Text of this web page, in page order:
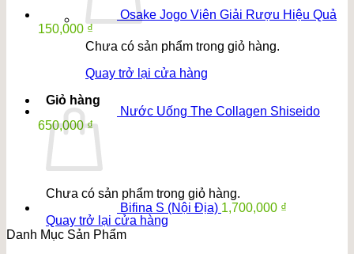
Chưa có sản phẩm trong giỏ hàng.
Quay trở lại cửa hàng
Giỏ hàng
Chưa có sản phẩm trong giỏ hàng.
Quay trở lại cửa hàng
Osake Jogo Viên Giải Rượu Hiệu Quả
150,000 ₫
Nước Uống The Collagen Shiseido
650,000₫
Bifina S (Nội Địa) 1,700,000 ₫
Danh Mục Sản Phẩm